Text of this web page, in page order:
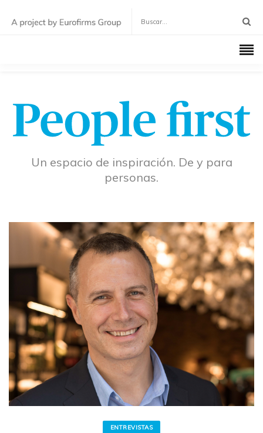
Un espacio de inspiración. De y para
personas.
ENTREVISTAS